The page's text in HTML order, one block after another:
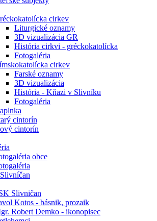
cirkev
Liturgické oznamy
3D vizualizácia GR
História cirkvi - gréckokatolícka
Fotogaléria
cirkev
Farské oznamy
3D vizualizácia
História - Kňazi v Slivníku
Fotogaléria
cintorín
cintorín
obce
Slivničan
Kotos - básnik, prozaik
Robert Demko - ikonopisec